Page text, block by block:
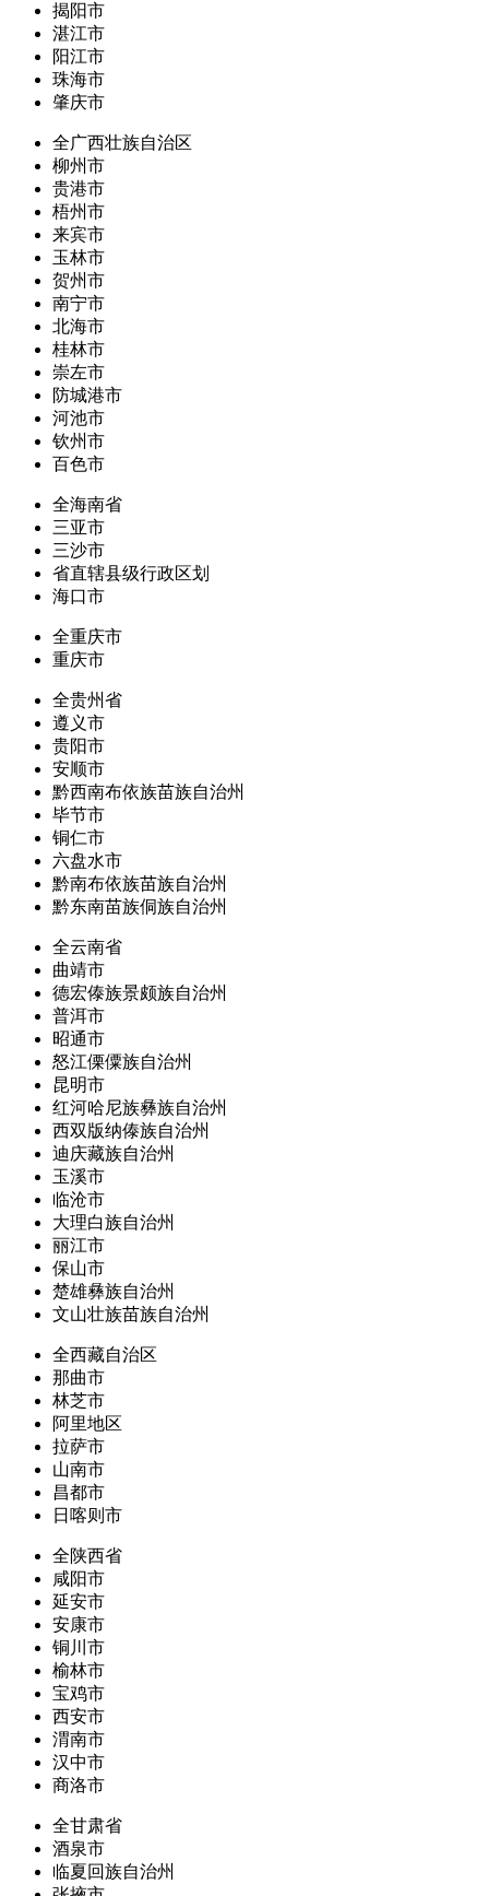
揭阳市
湛江市
阳江市
珠海市
肇庆市
全广西壮族自治区
柳州市
贵港市
梧州市
来宾市
玉林市
贺州市
南宁市
北海市
桂林市
崇左市
防城港市
河池市
钦州市
百色市
全海南省
三亚市
三沙市
省直辖县级行政区划
海口市
全重庆市
重庆市
全贵州省
遵义市
贵阳市
安顺市
黔西南布依族苗族自治州
毕节市
铜仁市
六盘水市
黔南布依族苗族自治州
黔东南苗族侗族自治州
全云南省
曲靖市
德宏傣族景颇族自治州
普洱市
昭通市
怒江傈僳族自治州
昆明市
红河哈尼族彝族自治州
西双版纳傣族自治州
迪庆藏族自治州
玉溪市
临沧市
大理白族自治州
丽江市
保山市
楚雄彝族自治州
文山壮族苗族自治州
全西藏自治区
那曲市
林芝市
阿里地区
拉萨市
山南市
昌都市
日喀则市
全陕西省
咸阳市
延安市
安康市
铜川市
榆林市
宝鸡市
西安市
渭南市
汉中市
商洛市
全甘肃省
酒泉市
临夏回族自治州